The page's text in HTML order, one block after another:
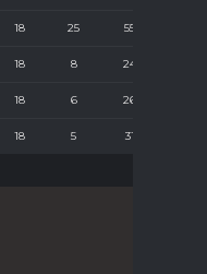
18 25 55
18 8 24
18 6 26
18 5 31